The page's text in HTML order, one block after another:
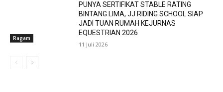
Ragam
PUNYA SERTIFIKAT STABLE RATING
BINTANG LIMA, JJ RIDING SCHOOL SIAP
JADI TUAN RUMAH KEJURNAS
EQUESTRIAN 2026
11 Juli 2026